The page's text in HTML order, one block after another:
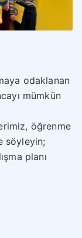
odaklanan
mümkün
öğrenme
söyleyin;
planı